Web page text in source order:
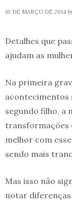
10 DE MARÇO DE 2014
Detalhes que
ajudam as
Na primeira
acontecimentos
segundo filho, a
transformações
melhor com
sendo mais
Mas isso não
notar diferenças